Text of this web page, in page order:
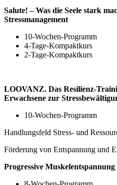
Salute! – Was die Seele stark
Stressmanagement
10-Wochen-Programm
4-Tage-Kompaktkurs
2-Tage-Kompaktkurs
LOOVANZ. Das Resilienz-
Erwachsene zur
10-Wochen-Programm
Handlungsfeld Stress- und
Förderung von Entspannung und
Progressive Muskelentspannung